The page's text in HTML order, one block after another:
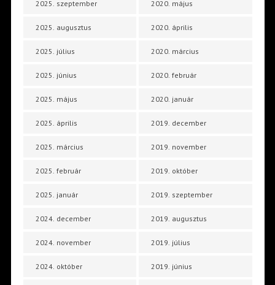
2025. szeptember
2025. augusztus
2025. július
2025. június
2025. május
2025. április
2025. március
2025. február
2025. január
2024. december
2024. november
2024. október
2020. május
2020. április
2020. március
2020. február
2020. január
2019. december
2019. november
2019. október
2019. szeptember
2019. augusztus
2019. július
2019. június